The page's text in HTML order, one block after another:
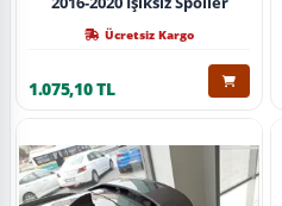
Ücretsiz Kargo
1.075,10 TL